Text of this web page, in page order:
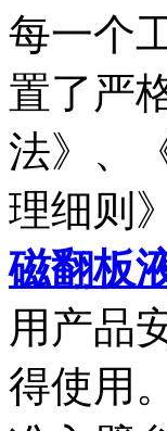
每一个
置了严
法》、
理细则
磁翻板
用产品
得使用